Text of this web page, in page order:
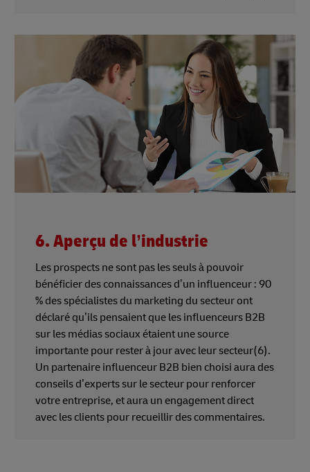
6. Aperçu de l’industrie
Les prospects ne sont pas les seuls à pouvoir
bénéficier des connaissances d’un influenceur : 90
% des spécialistes du marketing du secteur ont
déclaré qu’ils pensaient que les influenceurs B2B
sur les médias sociaux étaient une source
importante pour rester à jour avec leur secteur(6).
Un partenaire influenceur B2B bien choisi aura des
conseils d’experts sur le secteur pour renforcer
votre entreprise, et aura un engagement direct
avec les clients pour recueillir des commentaires.